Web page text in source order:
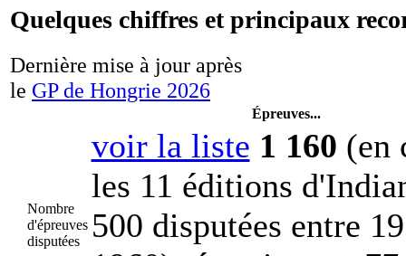
Quelques chiffres et principaux
Dernière mise à jour après
le GP de Hongrie 2026
Épreuves...
Nombre
d'épreuves
disputées
voir la liste 1 160 (en
les 11 éditions
500 disputées entre